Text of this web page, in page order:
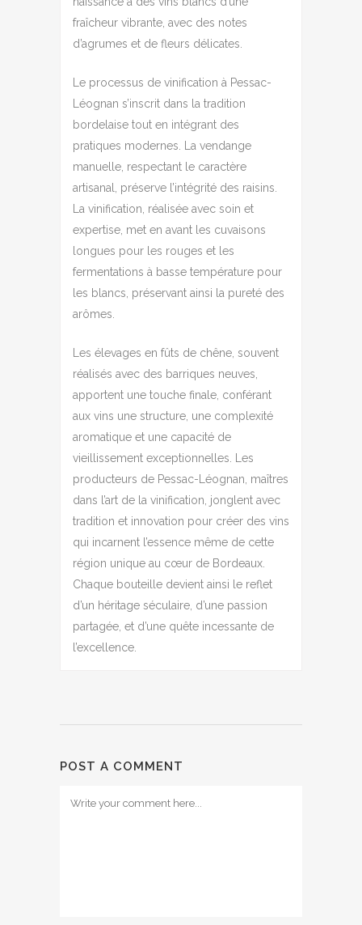
fraîcheur vibrante, avec des notes
d’agrumes et de fleurs délicates.
Le processus de vinification à Pessac-
Léognan s’inscrit dans la tradition
bordelaise tout en intégrant des
pratiques modernes. La vendange
manuelle, respectant le caractère
artisanal, préserve l’intégrité des raisins.
La vinification, réalisée avec soin et
expertise, met en avant les cuvaisons
longues pour les rouges et les
fermentations à basse température pour
les blancs, préservant ainsi la pureté des
arômes.
Les élevages en fûts de chêne, souvent
réalisés avec des barriques neuves,
apportent une touche finale, conférant
aux vins une structure, une complexité
aromatique et une capacité de
vieillissement exceptionnelles. Les
producteurs de Pessac-Léognan, maîtres
dans l’art de la vinification, jonglent avec
tradition et innovation pour créer des vins
qui incarnent l’essence même de cette
région unique au cœur de Bordeaux.
Chaque bouteille devient ainsi le reflet
d’un héritage séculaire, d’une passion
partagée, et d’une quête incessante de
l’excellence.
POST A COMMENT